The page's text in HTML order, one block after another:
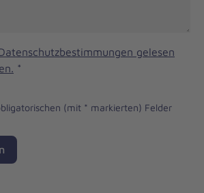
gelesen
*
(mit * markierten) Felder